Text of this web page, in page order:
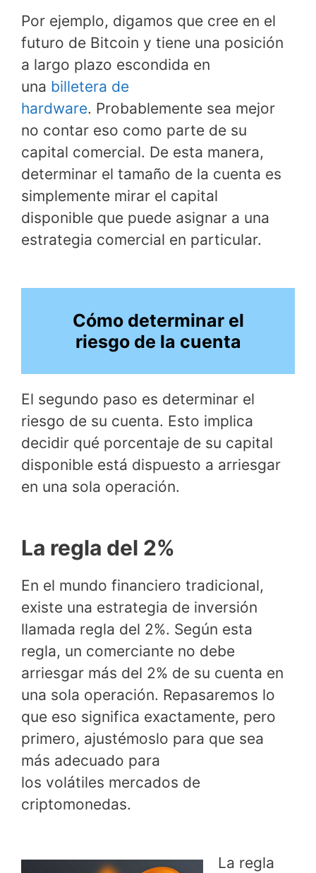
Por ejemplo, digamos que cree en el
futuro de Bitcoin y tiene una posición
a largo plazo escondida en
una billetera de
hardware. Probablemente sea mejor
no contar eso como parte de su
capital comercial. De esta manera,
determinar el tamaño de la cuenta es
simplemente mirar el capital
disponible que puede asignar a una
estrategia comercial en particular.
Cómo determinar el
riesgo de la cuenta
El segundo paso es determinar el
riesgo de su cuenta. Esto implica
decidir qué porcentaje de su capital
disponible está dispuesto a arriesgar
en una sola operación.
La regla del 2%
En el mundo financiero tradicional,
existe una estrategia de inversión
llamada regla del 2%. Según esta
regla, un comerciante no debe
arriesgar más del 2% de su cuenta en
una sola operación. Repasaremos lo
que eso significa exactamente, pero
primero, ajustémoslo para que sea
más adecuado para
los volátiles mercados de
criptomonedas.
La regla